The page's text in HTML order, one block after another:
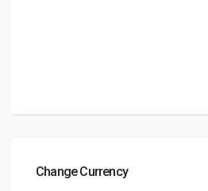
Change Currency